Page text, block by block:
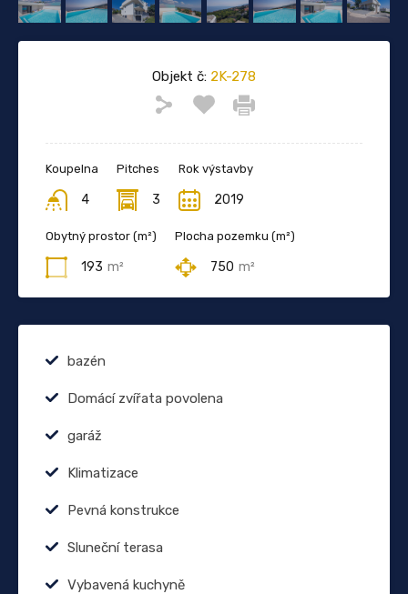
Objekt č: 2K-278
Koupelna
4
Pitches
3
Rok výstavby
2019
Obytný prostor (m²)
193 m²
Plocha pozemku (m²)
750 m²
bazén
Domácí zvířata povolena
garáž
Klimatizace
Pevná konstrukce
Sluneční terasa
Vybavená kuchyně